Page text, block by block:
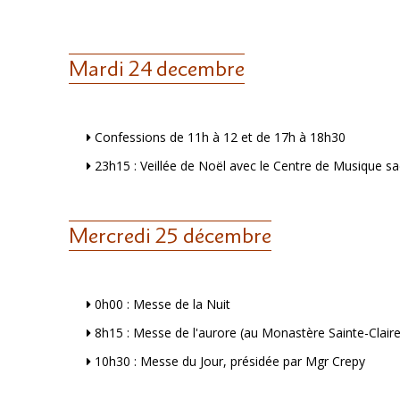
Mardi 24 decembre
Confessions de 11h à 12 et de 17h à 18h30
23h15 : Veillée de Noël avec le Centre de Musique
Mercredi 25 décembre
0h00 : Messe de la Nuit
8h15 : Messe de l'aurore (au Monastère Sainte-
10h30 : Messe du Jour, présidée par Mgr Crepy